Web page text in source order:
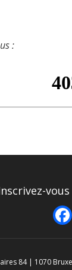
:
vous
84 | 1070